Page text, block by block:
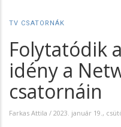
TV CSATORNÁK
Folytatódik
idény a
csatornáin
Farkas Attila / 2023. január 19.,